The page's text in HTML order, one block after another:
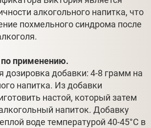
алкогольного напитка, что
похмельного синдрома после
применению.
дозировка добавки: 4-8 грамм на
напитка. Из добавки
настой, который затем
напиток. Добавку
воде температурой 40-45°С в